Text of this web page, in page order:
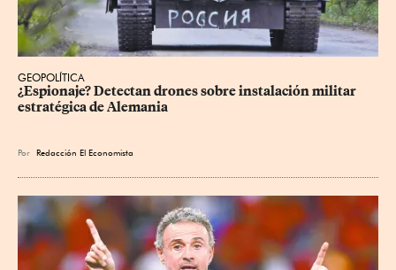
GEOPOLÍTICA
¿Espionaje? Detectan drones sobre instalación militar
estratégica de Alemania
Por Redacción El Economista